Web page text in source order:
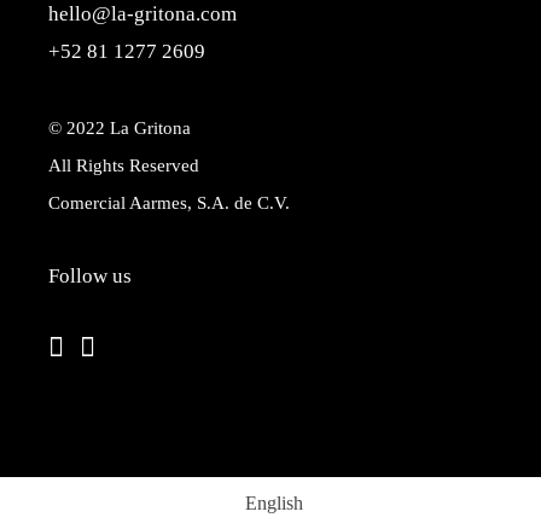
hello@la-gritona.com
+52 81 1277 2609
© 2022La Gritona
All Rights Reserved
Comercial Aarmes, S.A. de C.V.
Follow us
English